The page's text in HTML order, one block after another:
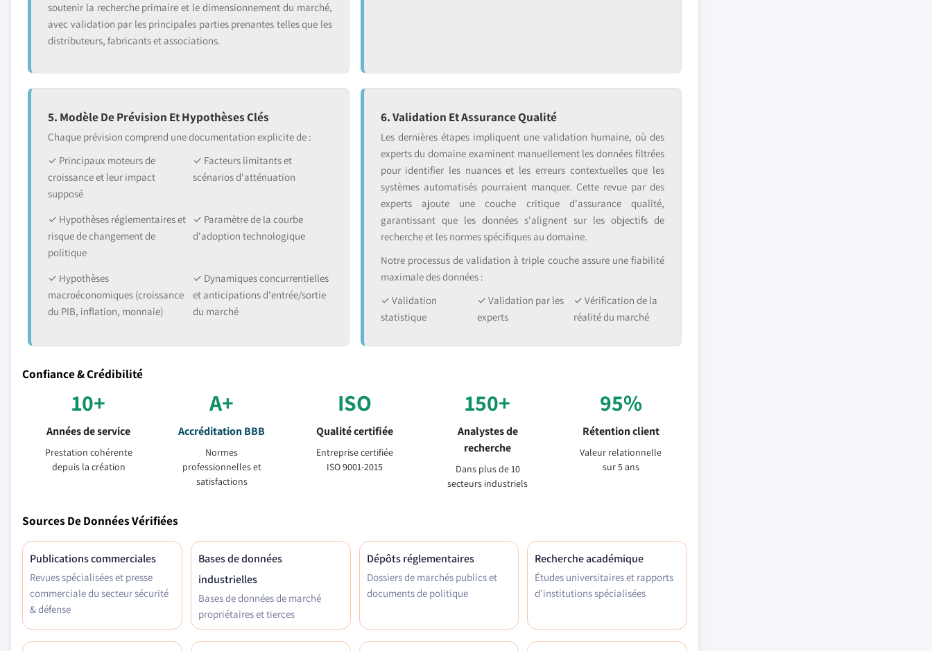
soutenir la recherche primaire et le dimensionnement du marché,
avec validation par les principales parties prenantes telles que les
distributeurs, fabricants et associations.
5. Modèle De Prévision Et Hypothèses Clés
Chaque prévision comprend une documentation explicite de :
✓ Principaux moteurs de
croissance et leur impact
supposé
✓ Facteurs limitants et
scénarios d'atténuation
✓ Hypothèses réglementaires et
risque de changement de
politique
✓ Paramètre de la courbe
d'adoption technologique
✓ Hypothèses
macroéconomiques (croissance
du PIB, inflation, monnaie)
✓ Dynamiques concurrentielles
et anticipations d'entrée/sortie
du marché
6. Validation Et Assurance Qualité
Les dernières étapes impliquent une validation humaine, où des
experts du domaine examinent manuellement les données filtrées
pour identifier les nuances et les erreurs contextuelles que les
systèmes automatisés pourraient manquer. Cette revue par des
experts ajoute une couche critique d'assurance qualité,
garantissant que les données s'alignent sur les objectifs de
recherche et les normes spécifiques au domaine.
Notre processus de validation à triple couche assure une fiabilité
maximale des données :
✓ Validation
statistique
✓ Validation par les
experts
✓ Vérification de la
réalité du marché
Confiance & Crédibilité
10+
Années de service
Prestation cohérente
depuis la création
A+
Accréditation BBB
Normes
professionnelles et
satisfactions
ISO
Qualité certifiée
Entreprise certifiée
ISO 9001-2015
150+
Analystes de
recherche
Dans plus de 10
secteurs industriels
95%
Rétention client
Valeur relationnelle
sur 5 ans
Sources De Données Vérifiées
Publications commerciales
Revues spécialisées et presse
commerciale du secteur sécurité
& défense
Bases de données
industrielles
Bases de données de marché
propriétaires et tierces
Dépôts réglementaires
Dossiers de marchés publics et
documents de politique
Recherche académique
Études universitaires et rapports
d'institutions spécialisées